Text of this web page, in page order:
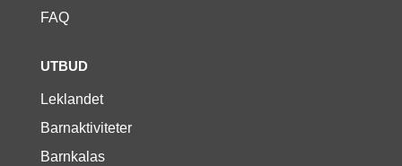
FAQ
UTBUD
Leklandet
Barnaktiviteter
Barnkalas